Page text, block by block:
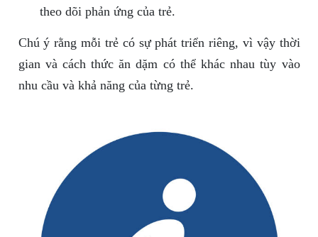
theo dõi phản ứng của trẻ.
Chú ý rằng mỗi trẻ có sự phát triển riêng, vì vậy thời
gian và cách thức ăn dặm có thể khác nhau tùy vào
nhu cầu và khả năng của từng trẻ.